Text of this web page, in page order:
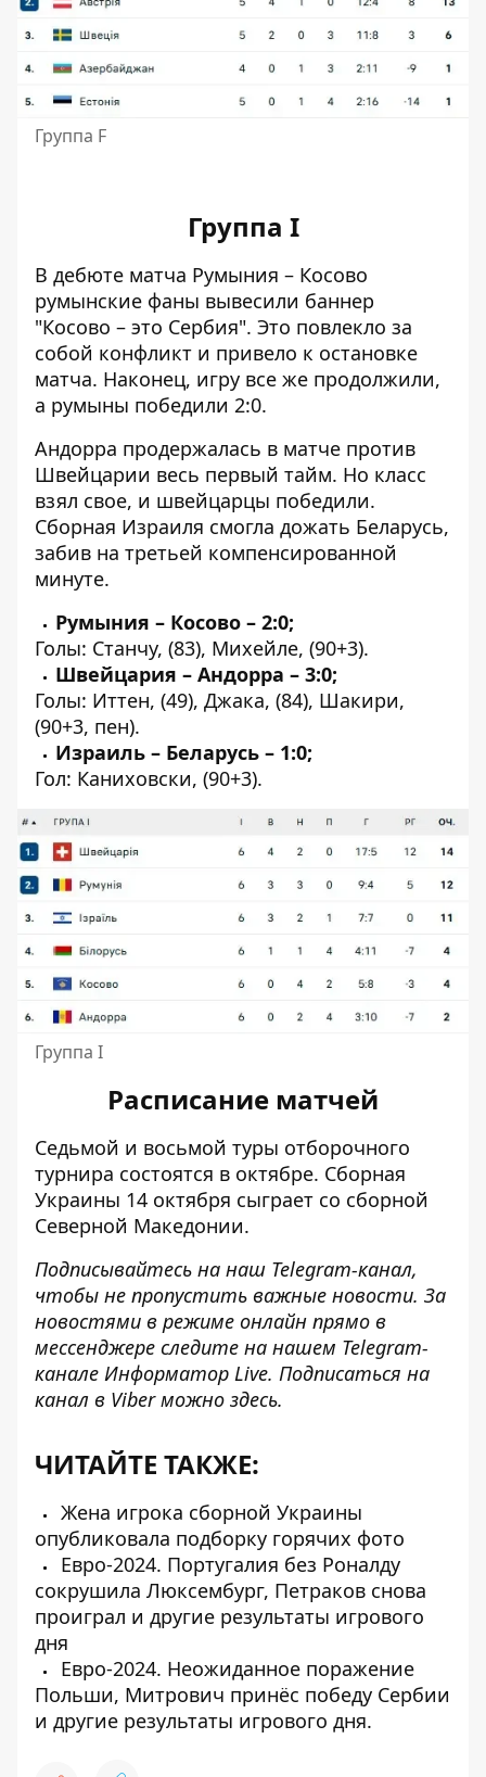
Группа F
Группа I
В дебюте матча Румыния – Косово
румынские фаны вывесили баннер
"Косово – это Сербия". Это повлекло за
собой конфликт и привело к остановке
матча. Наконец, игру все же продолжили,
а румыны победили 2:0.
Андорра продержалась в матче против
Швейцарии весь первый тайм. Но класс
взял свое, и швейцарцы победили.
Сборная Израиля смогла дожать Беларусь,
забив на третьей компенсированной
минуте.
Румыния – Косово – 2:0;
Голы: Станчу, (83), Михейле, (90+3).
Швейцария – Андорра – 3:0;
Голы: Иттен, (49), Джака, (84), Шакири,
(90+3, пен).
Израиль – Беларусь – 1:0;
Гол: Каниховски, (90+3).
Группа I
Расписание матчей
Седьмой и восьмой туры отборочного
турнира состоятся в октябре. Сборная
Украины 14 октября сыграет со сборной
Северной Македонии.
Подписывайтесь на наш Telegram-канал,
чтобы не пропустить важные новости. За
новостями в режиме онлайн прямо в
мессенджере следите на нашем Telegram-
канале Информатор Live. Подписаться на
канал в Viber можно здесь.
ЧИТАЙТЕ ТАКЖЕ:
Жена игрока сборной Украины
опубликовала подборку горячих фото
Евро-2024. Португалия без Роналду
сокрушила Люксембург, Петраков снова
проиграл и другие результаты игрового
дня
Евро-2024. Неожиданное поражение
Польши, Митрович принёс победу Сербии
и другие результаты игрового дня.